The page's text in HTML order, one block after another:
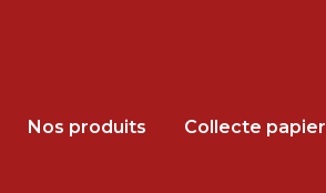
Nos produits Collecte papier